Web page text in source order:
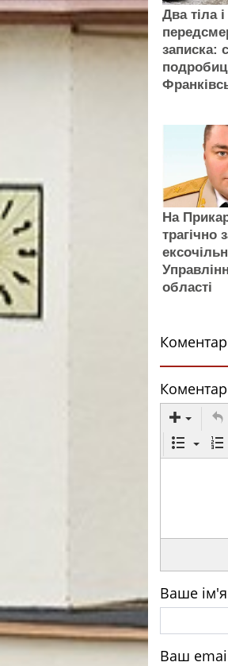
Два тіла і
записка:
На
трагічно
області
Коментар
Ваше ім'я
Ваш